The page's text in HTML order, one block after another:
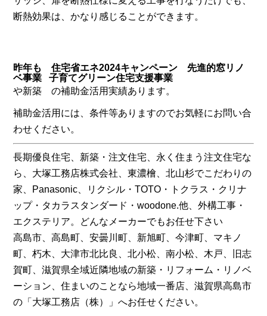
断熱効果は、かなり感じることができます。
昨年も 住宅省エネ2024キャンペーン 先進的窓リノ
ベ事業 子育てグリーン住宅支援事業
や新築 の補助金活用実績あります。
補助金活用には、条件等ありますのでお気軽にお問い合
わせください。
長期優良住宅、新築・注文住宅、永く住まう注文住宅な
ら、大塚工務店株式会社、東濃檜、北山杉でこだわりの
家、Panasonic、リクシル・TOTO・トクラス・クリナ
ップ・タカラスタンダード・woodone.他、外構工事・
エクステリア。どんなメーカーでもお任せ下さい
高島市、高島町、安曇川町、新旭町、今津町、マキノ
町、朽木、大津市北比良、北小松、南小松、木戸、旧志
賀町、滋賀県全域近隣地域の新築・リフォーム・リノベ
ーション、住まいのことなら地域一番店、滋賀県高島市
の「大塚工務店（株）」へお任せください。